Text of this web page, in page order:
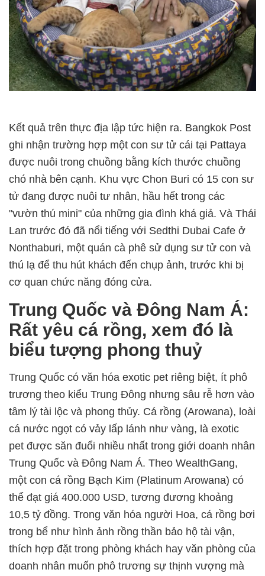
Kết quả trên thực địa lập tức hiện ra. Bangkok Post
ghi nhận trường hợp một con sư tử cái tại Pattaya
được nuôi trong chuồng bằng kích thước chuồng
chó nhà bên cạnh. Khu vực Chon Buri có 15 con sư
tử đang được nuôi tư nhân, hầu hết trong các
"vườn thú mini" của những gia đình khá giả. Và Thái
Lan trước đó đã nổi tiếng với Sedthi Dubai Cafe ở
Nonthaburi, một quán cà phê sử dụng sư tử con và
thú lạ để thu hút khách đến chụp ảnh, trước khi bị
cơ quan chức năng đóng cửa.
Trung Quốc và Đông Nam Á:
Rất yêu cá rồng, xem đó là
biểu tượng phong thuỷ
Trung Quốc có văn hóa exotic pet riêng biệt, ít phô
trương theo kiểu Trung Đông nhưng sâu rễ hơn vào
tâm lý tài lộc và phong thủy. Cá rồng (Arowana), loài
cá nước ngọt có vảy lấp lánh như vàng, là exotic
pet được săn đuổi nhiều nhất trong giới doanh nhân
Trung Quốc và Đông Nam Á. Theo WealthGang,
một con cá rồng Bạch Kim (Platinum Arowana) có
thể đạt giá 400.000 USD, tương đương khoảng
10,5 tỷ đồng. Trong văn hóa người Hoa, cá rồng bơi
trong bể như hình ảnh rồng thần bảo hộ tài vận,
thích hợp đặt trong phòng khách hay văn phòng của
doanh nhân muốn phô trương sự thịnh vượng mà